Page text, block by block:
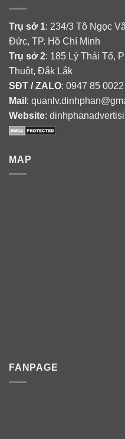
Trụ sở 1: 234/3 Tô Ngọc
Đức, TP. Hồ Chí Minh
Trụ sở 2: 185 Lý Thái Tổ,
Thuột, Đắk Lắk
SĐT / ZALO: 0947 85 0022
Mail :
Website:
MAP
FANPAGE